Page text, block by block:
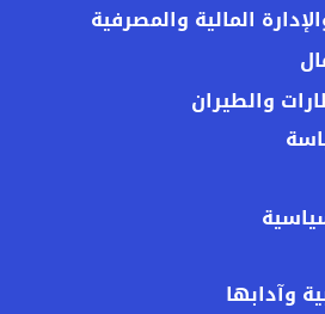
المالية والمصرفية
والطيران
وآدابها